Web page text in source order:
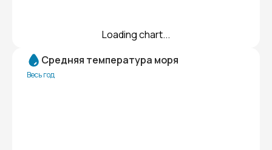
Loading chart...
Средняя температура моря
Весь год